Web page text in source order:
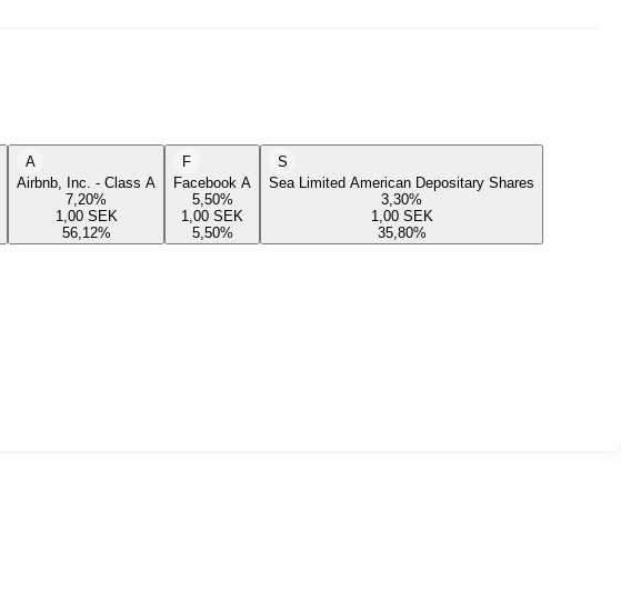
A
Airbnb, Inc. - Class A
7,20%
1,00 SEK
56,12%
F
Facebook A
5,50%
1,00 SEK
5,50%
S
Sea Limited American Depositary Shares
3,30%
1,00 SEK
35,80%